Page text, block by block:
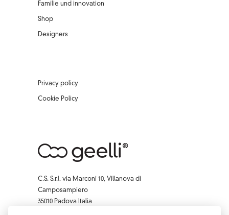
Familie und innovation
Shop
Designers
Privacy policy
Cookie Policy
C.S. S.r.l. via Marconi 10, Villanova di
Camposampiero
35010 Padova Italia